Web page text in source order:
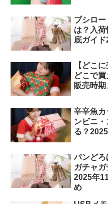
ブシロ
は？入
底ガイ
【どこ
どこで
販売時
辛辛魚カ
ンビニ
る？
パンどろ
ガチャ
2025年
め